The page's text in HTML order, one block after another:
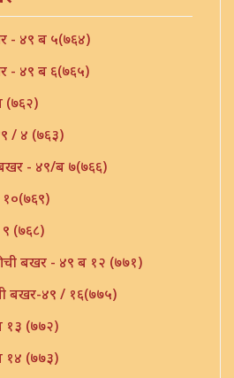
- ४९ ब ५(७६४)
- ४९ ब ६(७६५)
(७६२)
/ ४ (७६३)
- ४९/ब ७(७६६)
(७६८)
बखर - ४९ ब १२ (७७१)
बखर-४९ / १६(७७५)
१३ (७७२)
१४ (७७३)